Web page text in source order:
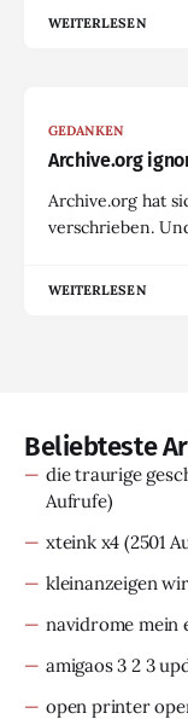
WEITERLESEN
GEDANKEN
Archive.org
Archive.org hat
verschrieben.
WEITERLESEN
Beliebteste
die traurige
Aufrufe)
xteink x4 (2501
kleinanzeigen
navidrome mein
amigaos 3 2 3
open printer